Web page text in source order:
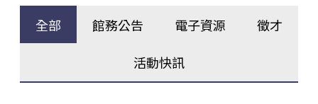
全部 館務公告 電子資源 徵才
活動快訊